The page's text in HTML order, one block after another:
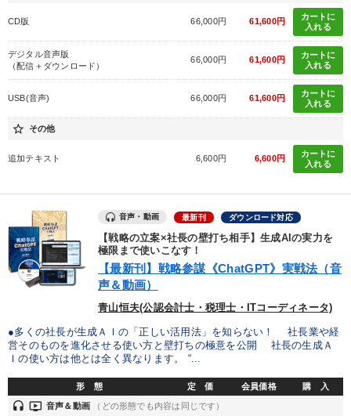
ondemand_video 経営音声・動画を探す refresh 更新する
全国経営者セミナー収録物以外の経営教材（全762タイトル）からお探
しいただけます
カテゴリー
オーナー社長の「現場力の経営」＋現場の「儲ける力」をさらに
【1月】音声・映像
仕事のスキルと人間力を高める知恵を身につける
数字・税務・決算書 マーケティング
2026年夏季全国経営者セミナー収録講演ＣＤ・講演ＤＶＤ・デジ
タル版（音声／動画ストリーミング・ダウンロード）
経営者のための《音声・動画で学ぶ》講演シリーズ
大竹愼一書籍
CD版 66,000円 61,600円
カートに
入れる
デジタル音声版
（配信＋ダウンロード）
66,000円 61,600円
カートに
入れる
USB(音声) 66,000円 61,600円
カートに
入れる
star_border その他
追加テキスト 6,600円 6,600円
カートに
入れる
音声・動画 最新刊 ダウンロード対応
【戦略の立案×社長の壁打ち相手】生成AIの実力を
極限まで使いこなす！
【最新刊】戦略参謀《ChatGPT》実戦法（音
声＆動画）
青山恒夫(公認会計士・税理士・ITコーディネータ)
●多くの社長が生成ＡＩの「正しい活用法」を知らない！ 社長業や経
営そのものを進化させる使い方と壁打ちの極意を公開 社長の生成Ａ
Ｉの使い方は他とは全く異なります。 “...
形 態 定 価 会員価格 購 入
headset ondemand_video 音声＆動画 （どの形態でも内容は同じです）